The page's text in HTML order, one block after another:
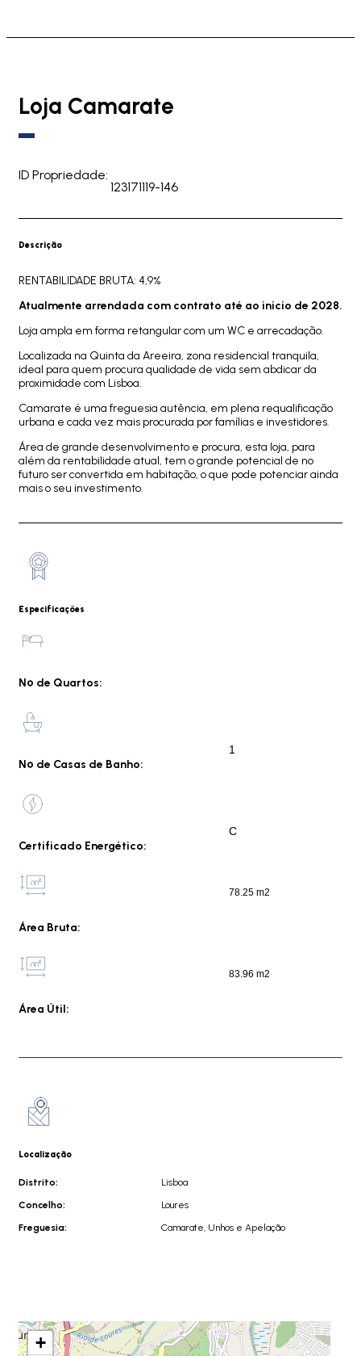
Loja Camarate
ID Propriedade:
123171119-146
Descrição
RENTABILIDADE BRUTA: 4,9%
Atualmente arrendada com contrato até ao inicio de 2028.
Loja ampla em forma retangular com um WC e arrecadação.
Localizada na Quinta da Areeira, zona residencial tranquila,
ideal para quem procura qualidade de vida sem abdicar da
proximidade com Lisboa.
Camarate é uma freguesia autência, em plena requalificação
urbana e cada vez mais procurada por famílias e investidores.
Área de grande desenvolvimento e procura, esta loja, para
além da rentabilidade atual, tem o grande potencial de no
futuro ser convertida em habitação, o que pode potenciar ainda
mais o seu investimento.
Especificações
Nº de Quartos:
Nº de Casas de Banho:
1
Certificado Energético:
C
Área Bruta:
78.25 m2
Área Útil:
83.96 m2
Localização
Distrito:
Lisboa
Concelho:
Loures
Freguesia:
Camarate, Unhos e Apelação
+